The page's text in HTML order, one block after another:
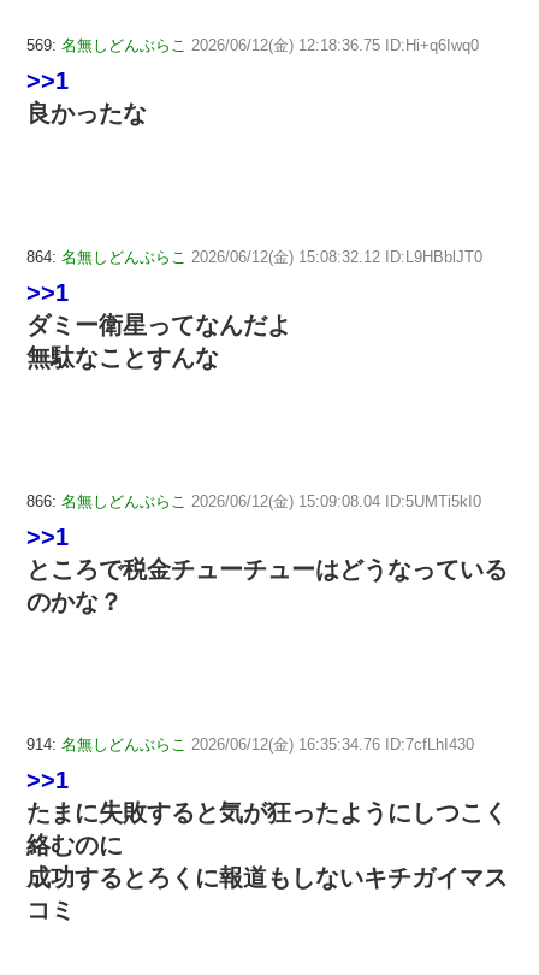
569: 名無しどんぶらこ 2026/06/12(金) 12:18:36.75 ID:Hi+q6Iwq0
>>1
良かったな
864: 名無しどんぶらこ 2026/06/12(金) 15:08:32.12 ID:L9HBblJT0
>>1
ダミー衛星ってなんだよ
無駄なことすんな
866: 名無しどんぶらこ 2026/06/12(金) 15:09:08.04 ID:5UMTi5kI0
>>1
ところで税金チューチューはどうなっている
のかな？
914: 名無しどんぶらこ 2026/06/12(金) 16:35:34.76 ID:7cfLhI430
>>1
たまに失敗すると気が狂ったようにしつこく
絡むのに
成功するとろくに報道もしないキチガイマス
コミ